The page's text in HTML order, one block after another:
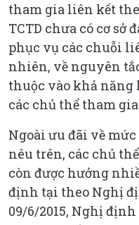
tham gia liên kết
TCTD chưa có cơ sở
phục vụ các chuỗi
nhiên, về nguyên
thuộc vào khả năng
các chủ thể tham
Ngoài ưu đãi về
nêu trên, các chủ
còn được hưởng
định tại theo Nghị
09/6/2015, Nghị định